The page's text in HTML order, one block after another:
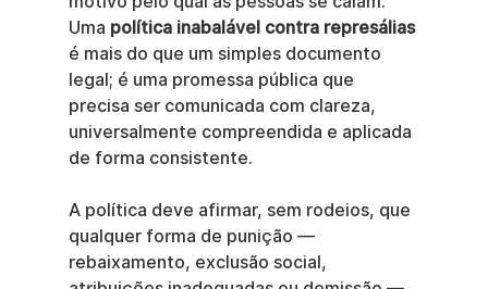
Uma política inabalável contra represálias
é mais do que um simples documento
legal; é uma promessa pública que
precisa ser comunicada com clareza,
universalmente compreendida e aplicada
de forma consistente.
A política deve afirmar, sem rodeios, que
qualquer forma de punição —
rebaixamento, exclusão social,